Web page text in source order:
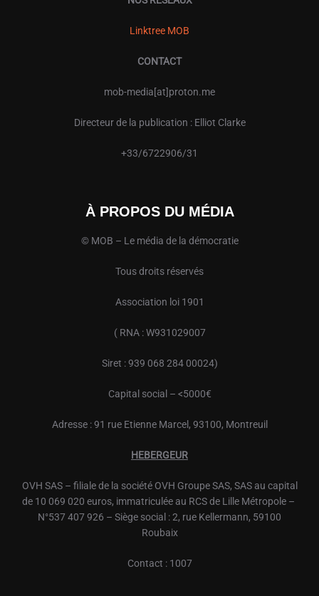
Linktree MOB
CONTACT
mob-media[at]proton.me
Directeur de la publication : Elliot Clarke
+33/6722906/31
À PROPOS DU MÉDIA
© MOB – Le média de la démocratie
Tous droits réservés
Association loi 1901
( RNA : W931029007
Siret : 939 068 284 00024)
Capital social – <5000€
Adresse : 91 rue Etienne Marcel, 93100, Montreuil
HEBERGEUR
OVH SAS – filiale de la société OVH Groupe SAS, SAS au capital
de 10 069 020 euros, immatriculée au RCS de Lille Métropole –
N°537 407 926 – Siège social : 2, rue Kellermann, 59100
Roubaix
Contact : 1007